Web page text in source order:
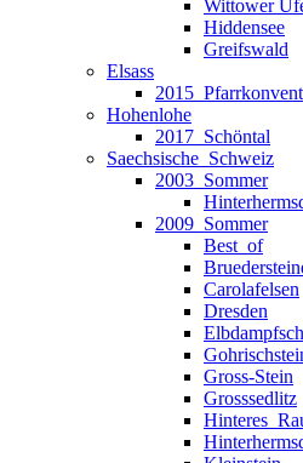
Wittower
Hiddensee
Greifswald
Elsass
2015_Pfarrkonvent
Hohenlohe
2017_Schöntal
Saechsische_Schweiz
2003_Sommer
2009_Sommer
Best_of
Carolafelsen
Dresden
Gross-Stein
Grosssedlitz